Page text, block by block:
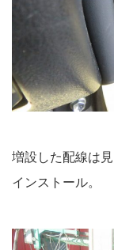
増設した配線は
インストール。